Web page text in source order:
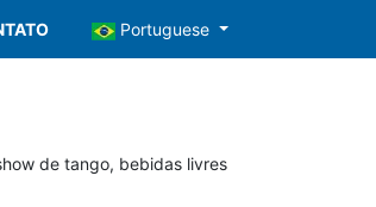
Portuguese
de tango, bebidas livres